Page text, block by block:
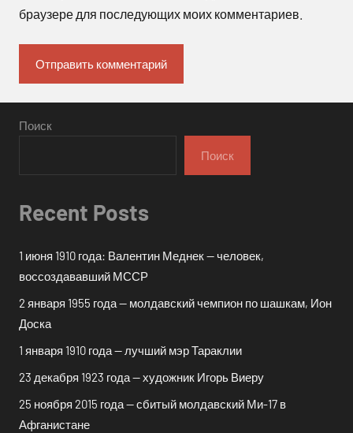
браузере для последующих моих комментариев.
Поиск
Поиск
Recent Posts
1 июня 1910 года: Валентин Меднек — человек,
воссоздававший МССР
2 января 1955 года — молдавский чемпион по шашкам, Ион
Доска
1 января 1910 года — лучший мэр Тараклии
23 декабря 1923 года — художник Игорь Виеру
25 ноября 2015 года — сбитый молдавский Ми-17 в
Афганистане